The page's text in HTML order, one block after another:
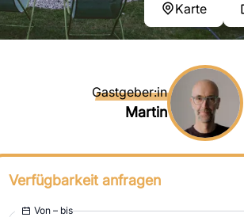
Karte
Gastgeber:in
Martin
Verfügbarkeit anfragen
Von – bis